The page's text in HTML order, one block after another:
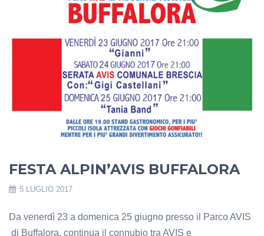
FESTA ALPIN’AVIS BUFFALORA
5 LUGLIO 2017
Da venerdì 23 a domenica 25 giugno presso il Parco AVIS
di Buffalora, continua il connubio tra AVIS e